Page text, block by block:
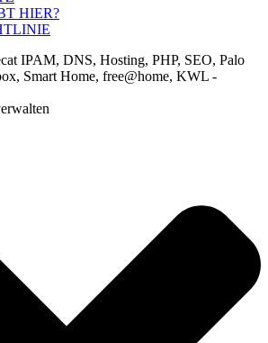
HIER?
IPAM, DNS, Hosting, PHP, SEO, Palo
Smart Home, free@home, KWL -